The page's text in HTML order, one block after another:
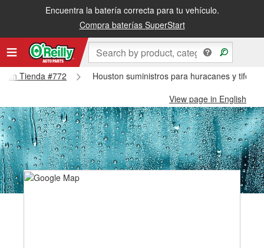
Encuentra la batería correcta para tu vehículo.
Compra baterías SuperStart
Tienda #772
Houston suministros para huracanes y
View page in English